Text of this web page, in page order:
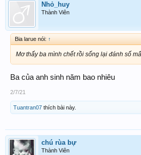
Nhỏ_huy
Thành Viên
Bia larue nói: ↑
Mơ thấy ba mình chết rồi sống lại đánh số
Ba của anh sinh năm bao nhiêu
2/7/21
Tuantran07 thích bài này.
chú rùa bự
Thành Viên